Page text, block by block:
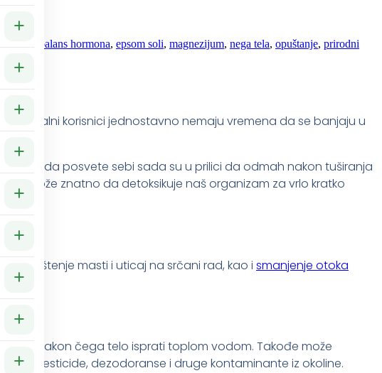
+
+
+
+
+
+
+
+
+
balans hormona, epsom soli, magnezijum, nega tela, opuštanje, prirodni
korisnici jednostavno nemaju vremena da se banjaju u
da posvete sebi sada su u prilici da odmah nakon tuširanja
može znatno da detoksikuje naš organizam za vrlo kratko
skladištenje masti i uticaj na srčani rad, kao i smanjenje otoka
Nakon čega telo isprati toplom vodom. Takođe može
pesticide, dezodoranse i druge kontaminante iz okoline.